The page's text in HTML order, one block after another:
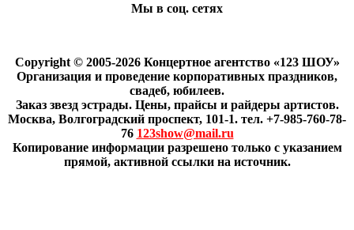
Мы в соц. сетях
Copyright © 2005-2026 Концертное агентство «123 ШОУ»
Организация и проведение корпоративных праздников,
свадеб, юбилеев.
Заказ звезд эстрады. Цены, прайсы и райдеры артистов.
Москва, Волгоградский проспект, 101-1. тел. +7-985-760-78-
76 123show@mail.ru
Копирование информации разрешено только с указанием
прямой, активной ссылки на источник.